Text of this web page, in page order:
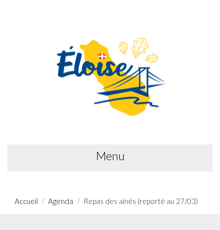
Menu
Accueil Agenda Repas des aînés (reporté au 27/03)